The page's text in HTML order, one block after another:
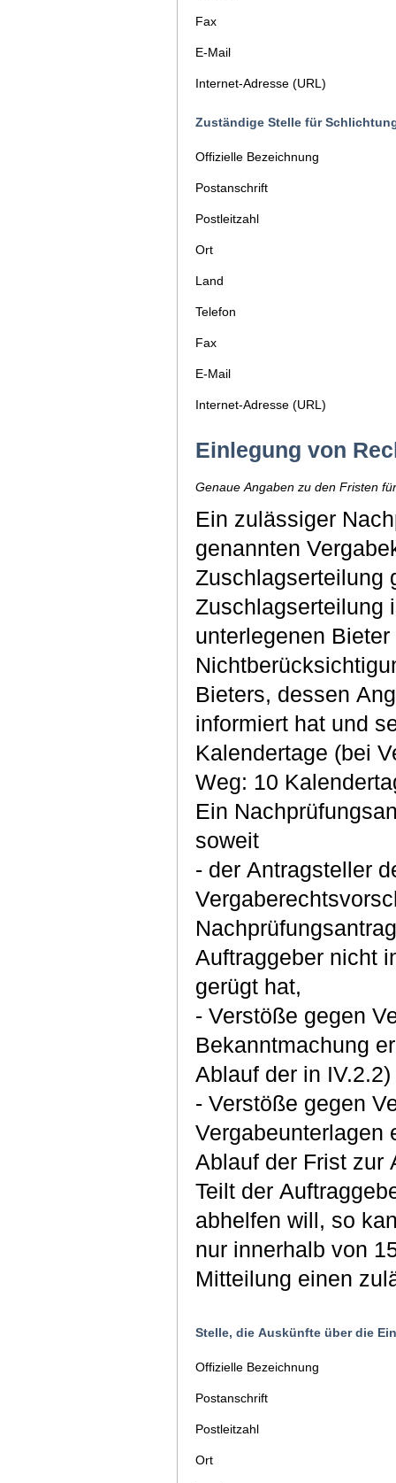
Fax
E-Mail
Internet-Adresse (URL)
Zuständige Stelle für
Offizielle Bezeichnung
Postanschrift
Postleitzahl
Ort
Land
Telefon
Fax
E-Mail
Internet-Adresse (URL)
Einlegung von
Genaue Angaben zu den Fristen
Ein zulässiger
genannten
Zuschlagserteilung
Zuschlagserteilung
unterlegenen
Bieters, dessen
informiert hat und
Kalendertage (bei
Weg: 10
Ein
soweit
- der Antragsteller
Auftraggeber nicht
gerügt hat,
- Verstöße gegen
Bekanntmachung
Ablauf der in
- Verstöße gegen
Vergabeunterlagen
Ablauf der Frist zur
Teilt der
abhelfen will, so
nur innerhalb von
Mitteilung einen
Stelle, die Auskünfte über die
Offizielle Bezeichnung
Postanschrift
Postleitzahl
Ort